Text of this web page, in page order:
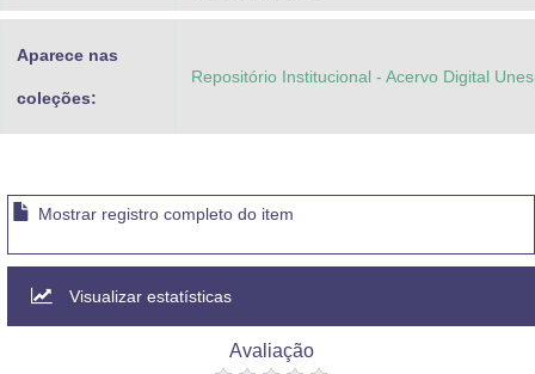
Aparece nas
coleções:
Repositório Institucional - Acervo Digital
Mostrar registro completo do item
Visualizar estatísticas
Avaliação